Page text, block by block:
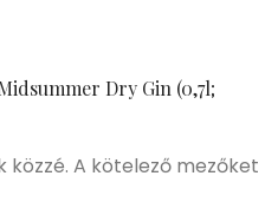
Dry Gin (0,7l;
közzé. A kötelező mezőket